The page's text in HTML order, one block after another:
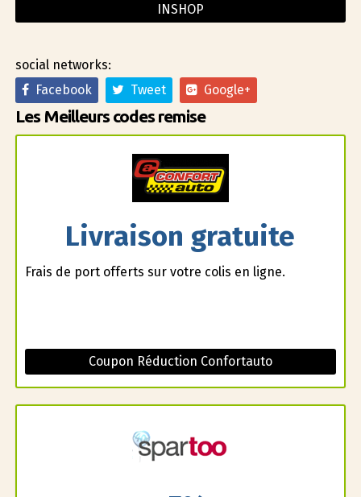
INSHOP
social networks:
Facebook
Tweet Google+
Les Meilleurs codes remise
Livraison gratuite
Frais de port offerts sur votre colis en ligne.
Coupon Réduction Confortauto